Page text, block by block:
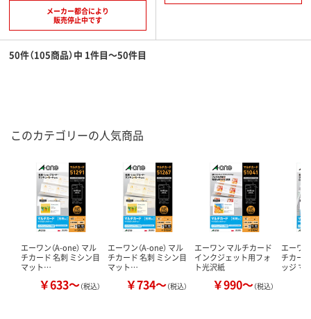
メーカー都合により
販売停止中です
50件（105商品）中 1件目～50件目
このカテゴリーの人気商品
エーワン（A-one） マル
チカード 名刺 ミシン目
マット…
￥633～（税込）
エーワン（A-one） マル
チカード 名刺 ミシン目
マット…
￥734～（税込）
エーワン マルチカード
インクジェット用フォ
ト光沢紙
￥990～（税込）
エーワ
チカー
ッジ マ